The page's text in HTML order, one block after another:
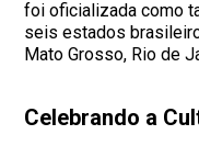
foi oficializada como
seis estados
Mato Grosso, Rio de
Celebrando a